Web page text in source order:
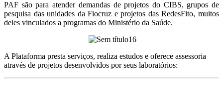
PAF são para atender demandas de projetos do CIBS, grupos de
pesquisa das unidades da Fiocruz e projetos das RedesFito, muitos
deles vinculados a programas do Ministério da Saúde.
A Plataforma presta serviços, realiza estudos e oferece assessoria
através de projetos desenvolvidos por seus laboratórios: